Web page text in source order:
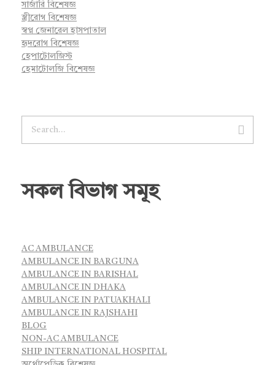
সার্জারি বিশেষজ্ঞ
স্ত্রীরোগ বিশেষজ্ঞ
স্বপ্ন জেনারেল হাসপাতাল
হৃদরোগ বিশেষজ্ঞ
হেপাটোলজিস্ট
হেমাটোলজি বিশেষজ্ঞ
সকল বিভাগ সমূহ
AC AMBULANCE
AMBULANCE IN BARGUNA
AMBULANCE IN BARISHAL
AMBULANCE IN DHAKA
AMBULANCE IN PATUAKHALI
AMBULANCE IN RAJSHAHI
BLOG
NON-AC AMBULANCE
SHIP INTERNATIONAL HOSPITAL